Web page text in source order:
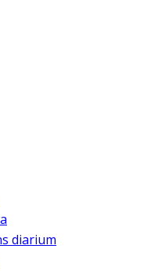
diarium